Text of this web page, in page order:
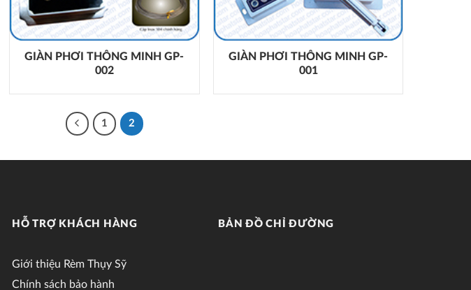
GIÀN PHƠI THÔNG MINH GP-
002
GIÀN PHƠI THÔNG MINH GP-
001
1 2
HỖ TRỢ KHÁCH HÀNG
Giới thiệu Rèm Thụy Sỹ
Chính sách bảo hành
BẢN ĐỒ CHỈ ĐƯỜNG